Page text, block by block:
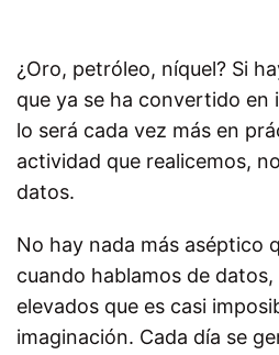
¿Oro, petróleo, níquel? Si
que ya se ha convertido en
lo será cada vez más en
actividad que realicemos,
datos.
No hay nada más aséptico
cuando hablamos de
elevados que es casi
imaginación. Cada día se